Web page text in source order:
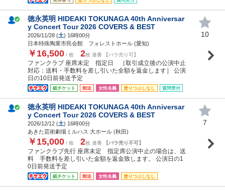
徳永英明 HIDEAKI TOKUNAGA 40th Anniversar
y Concert Tour 2026 COVERS & BEST
2026/11/28 (土) 16時00分
日本特殊陶業市民会館 フォレストホール (愛知)
￥16,500 / 枚 2枚 連番 【バラ売り可】
ファンクラブ 座席未定 指定日 ［取引成立後の公演中止
対応：送料・手数料を差し引いた全額を返金します］ 公演
日の10日前発送予定
紙チケット 郵送 女性名義 塗りつぶしなし 質問受付
10
徳永英明 HIDEAKI TOKUNAGA 40th Anniversar
y Concert Tour 2026 COVERS & BEST
2026/12/12 (土) 16時00分
あきた芸術劇場ミルハス 大ホール (秋田)
￥15,000 / 枚 2枚 連番 【バラ売り不可】
ファンクラブ先行 座席未定 指定席公演中止の場合は、送
料 手数料を差し引いた金額を返金致します。 公演日の1
0日前発送予定
紙チケット 郵送 女性名義 塗りつぶしなし
7